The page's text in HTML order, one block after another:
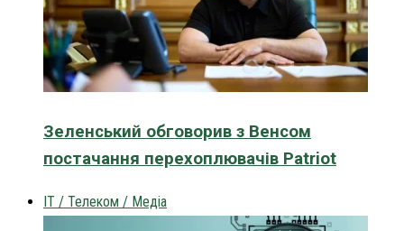
Зеленський обговорив з Венсом
постачання перехоплювачів Patriot
IT / Телеком / Медіа